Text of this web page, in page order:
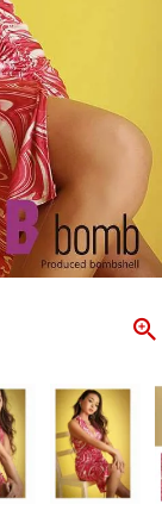
PICKUP
新作
トップス
ボトムス